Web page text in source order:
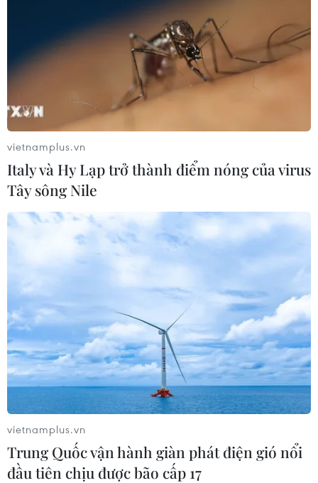
vietnamplus.vn
Italy và Hy Lạp trở thành điểm nóng của virus
Tây sông Nile
vietnamplus.vn
Trung Quốc vận hành giàn phát điện gió nổi
đầu tiên chịu được bão cấp 17